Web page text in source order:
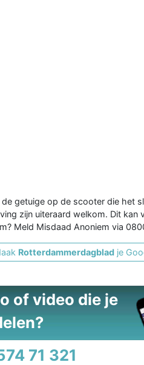
getuige op de scooter die het
zijn uiteraard welkom. Dit kan
Meld Misdaad Anoniem via
Rotterdammerdagblad je
of video die je
71 321